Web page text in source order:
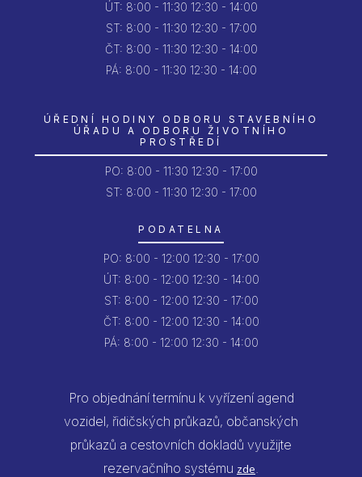
ÚT: 8:00 - 11:30 12:30 - 14:00
ST: 8:00 - 11:30 12:30 - 17:00
ČT: 8:00 - 11:30 12:30 - 14:00
PÁ: 8:00 - 11:30 12:30 - 14:00
ÚŘEDNÍ HODINY ODBORU STAVEBNÍHO
ÚŘADU A ODBORU ŽIVOTNÍHO
PROSTŘEDÍ
PO: 8:00 - 11:30 12:30 - 17:00
ST: 8:00 - 11:30 12:30 - 17:00
PODATELNA
PO: 8:00 - 12:00 12:30 - 17:00
ÚT: 8:00 - 12:00 12:30 - 14:00
ST: 8:00 - 12:00 12:30 - 17:00
ČT: 8:00 - 12:00 12:30 - 14:00
PÁ: 8:00 - 12:00 12:30 - 14:00
Pro objednání termínu k vyřízení agend
vozidel, řidičských průkazů, občanských
průkazů a cestovních dokladů využijte
rezervačního systému zde.